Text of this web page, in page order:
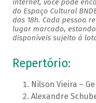
internet, você pode
do Espaço Cultural
das 18h. Cada pessoa
lugar marcado,
disponíveis sujeito à
Repertório:
Nilson Vieira –
Alexandre